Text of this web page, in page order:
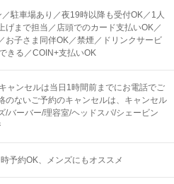
駐車場あり／夜19時以降も受付OK／1人
げまで担当／店頭でのカード支払いOK／
お子さま同伴OK／禁煙／ドリンクサービ
きる／COIN+支払いOK
ャンセルは当日1時間前までにお電話でご
のないご予約のキャンセルは、キャンセル
/バーバー/理容室/ヘッドスパ/シェービン
予約OK メンズにもオススメ